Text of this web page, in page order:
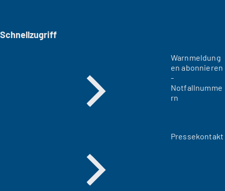
Schnellzugriff
Warnmeldung
en abonnieren
-
Notfallnumme
rn
Pressekontakt